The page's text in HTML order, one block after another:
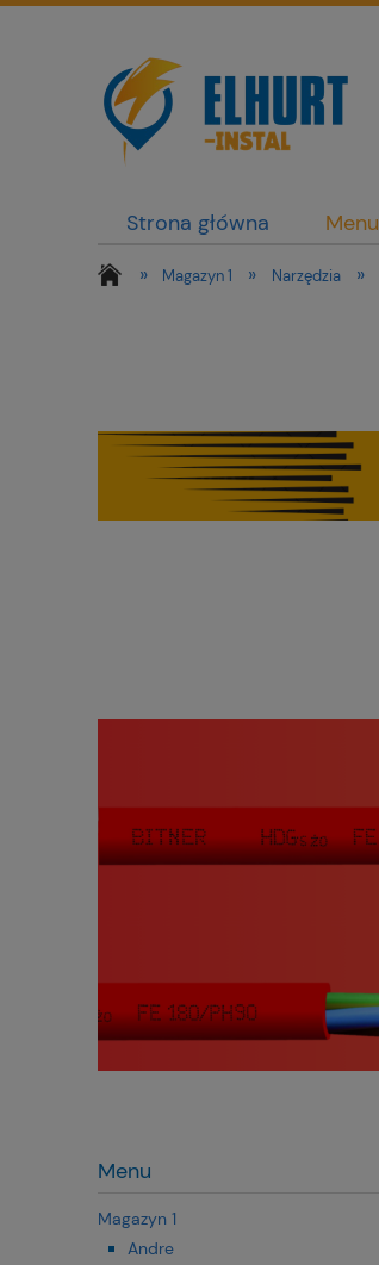
Strona główna Menu
» Magazyn 1 » Narzędzia »
Menu
Magazyn 1
Andre